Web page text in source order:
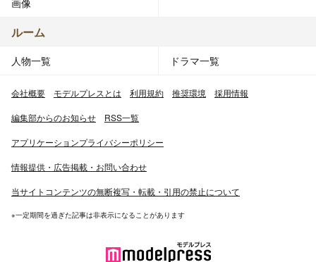
ルーム
人物一覧 ドラマ一覧
会社概要 モデルプレスとは 利用規約 推奨環境 採用情報
編集部からのお知らせ RSS一覧
アプリケーションプライバシーポリシー
情報提供・広告掲載・お問い合わせ
当サイトコンテンツの無断複写・転載・引用の禁止について
※一定期間を過ぎた記事は非表示になることがあります